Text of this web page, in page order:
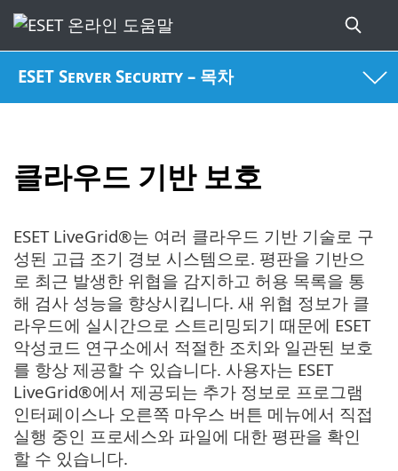
ESET Server Security – 목차
클라우드 기반 보호
ESET LiveGrid®는 여러 클라우드 기반 기술로 구
성된 고급 조기 경보 시스템으로. 평판을 기반으
로 최근 발생한 위협을 감지하고 허용 목록을 통
해 검사 성능을 향상시킵니다. 새 위협 정보가 클
라우드에 실시간으로 스트리밍되기 때문에 ESET
악성코드 연구소에서 적절한 조치와 일관된 보호
를 항상 제공할 수 있습니다. 사용자는 ESET
LiveGrid®에서 제공되는 추가 정보로 프로그램
인터페이스나 오른쪽 마우스 버튼 메뉴에서 직접
실행 중인 프로세스와 파일에 대한 평판을 확인
할 수 있습니다.